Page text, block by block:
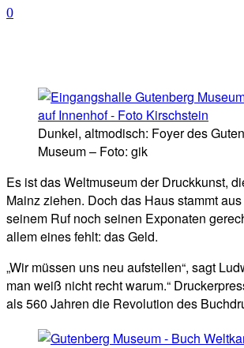
0
Dunkel, altmodisch: Foyer des
Museum – Foto: gik
Es ist das Weltmuseum der Druckkunst,
Mainz ziehen. Doch das Haus stammt
seinem Ruf noch seinen Exponaten
allem eines fehlt: das Geld.
„Wir müssen uns neu aufstellen“, sagt
man weiß nicht recht warum.“
als 560 Jahren die Revolution des